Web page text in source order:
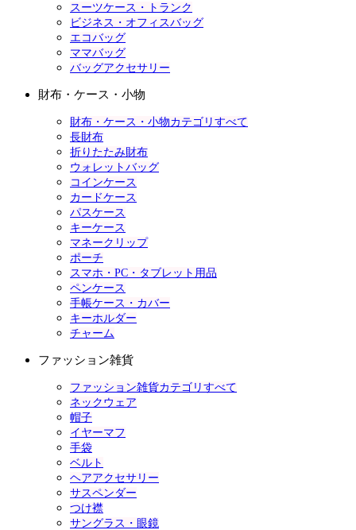
スーツケース・トランク
ビジネス・オフィスバッグ
エコバッグ
ママバッグ
バッグアクセサリー
財布・ケース・小物
財布・ケース・小物カテゴリすべて
長財布
折りたたみ財布
ウォレットバッグ
コインケース
カードケース
パスケース
キーケース
マネークリップ
ポーチ
スマホ・PC・タブレット用品
ペンケース
手帳ケース・カバー
キーホルダー
チャーム
ファッション雑貨
ファッション雑貨カテゴリすべて
ネックウェア
帽子
イヤーマフ
手袋
ベルト
ヘアアクセサリー
サスペンダー
つけ襟
サングラス・眼鏡